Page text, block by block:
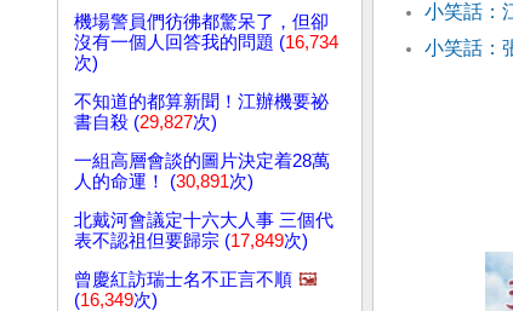
機場警員們彷彿都驚呆了，但卻
沒有一個人回答我的問題 (16,734
次)
不知道的都算新聞！江辦機要祕
書自殺 (29,827次)
一組高層會談的圖片決定着28萬
人的命運！ (30,891次)
北戴河會議定十六大人事 三個代
表不認祖但要歸宗 (17,849次)
曾慶紅訪瑞士名不正言不順 🖼️
(16,349次)
小笑話：
小笑話：